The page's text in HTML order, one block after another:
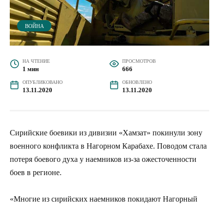
ВОЙНА
НА ЧТЕНИЕ
1 мин
ПРОСМОТРОВ
666
ОПУБЛИКОВАНО
13.11.2020
ОБНОВЛЕНО
13.11.2020
Сирийские боевики из дивизии «Хамзат» покинули зону
военного конфликта в Нагорном Карабахе. Поводом стала
потеря боевого духа у наемников из-за ожесточенности
боев в регионе.
«Многие из сирийских наемников покидают Нагорный